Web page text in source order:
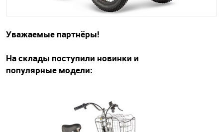
Уважаемые партнёры!
На склады поступили новинки и
популярные модели: